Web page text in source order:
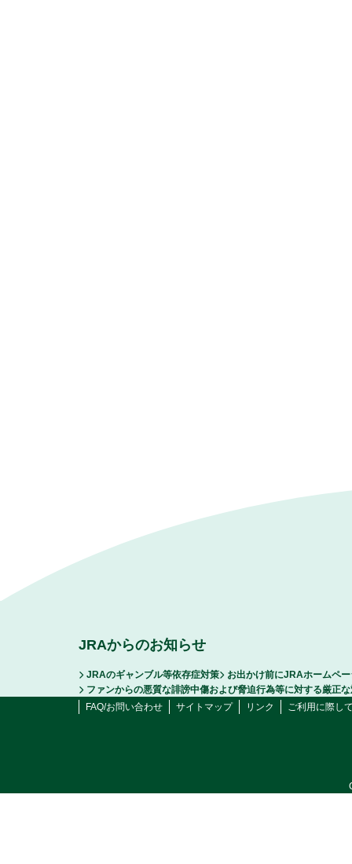
JRAからのお知らせ
JRAのギャンブル等依存症対策
お出かけ前にJRAホームペ
ファンからの悪質な誹謗中傷および脅迫行為等に対する厳正
FAQ/お問い合わせ
サイトマップ リンク ご利用に際し